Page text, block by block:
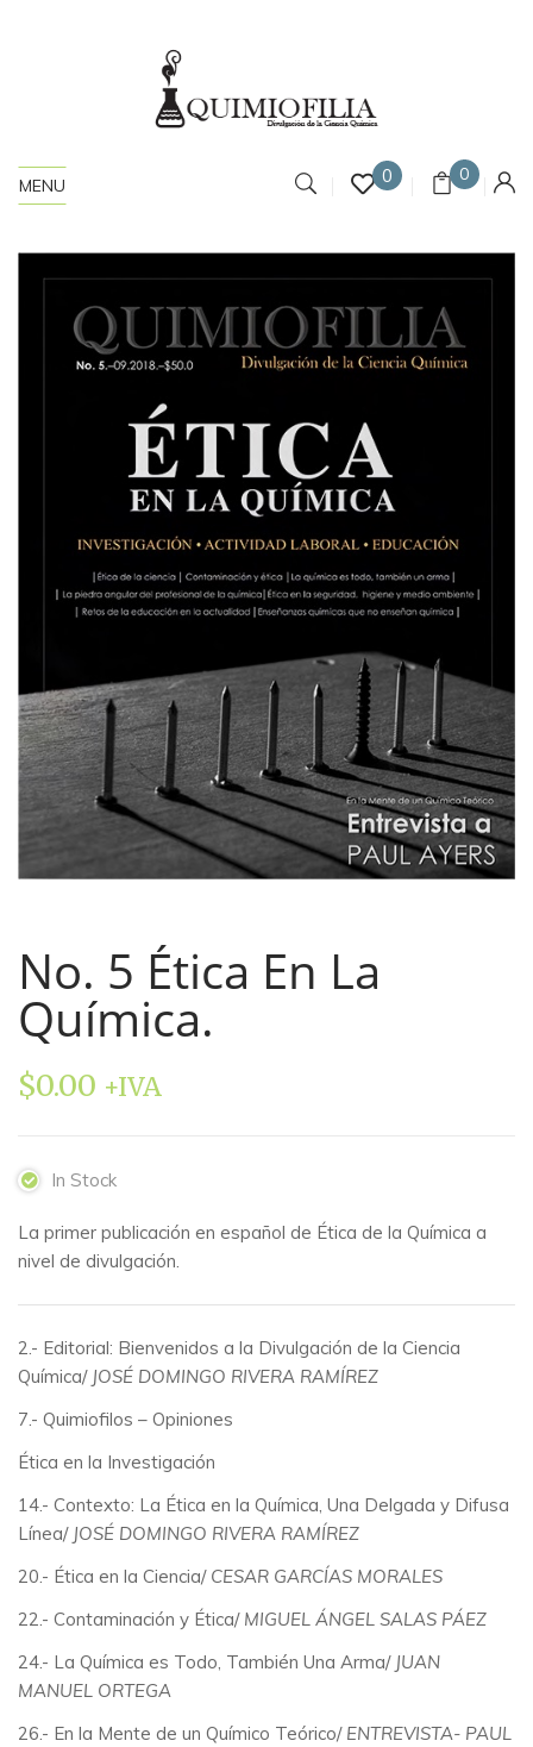
MENU 0 0
No. 5 Ética En La
Química.
$0.00 +IVA
In Stock
La primer publicación en español de Ética de la Química a
nivel de divulgación.
2.- Editorial: Bienvenidos a la Divulgación de la Ciencia
Química/ JOSÉ DOMINGO RIVERA RAMÍREZ
7.- Quimiofilos – Opiniones
Ética en la Investigación
14.- Contexto: La Ética en la Química, Una Delgada y Difusa
Línea/ JOSÉ DOMINGO RIVERA RAMÍREZ
20.- Ética en la Ciencia/ CESAR GARCÍAS MORALES
22.- Contaminación y Ética/ MIGUEL ÁNGEL SALAS PÁEZ
24.- La Química es Todo, También Una Arma/JUAN
MANUEL ORTEGA
26.- En la Mente de un Químico Teórico/ ENTREVISTA- PAUL